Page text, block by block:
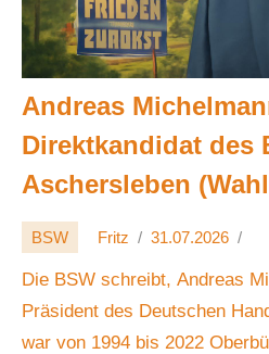
Andreas
Direktkandidat des
Aschersleben
🌍BSW Fritz 31.07.2026
Die BSW schreibt, Andreas
Präsident des Deutschen
war von 1994 bis 2022